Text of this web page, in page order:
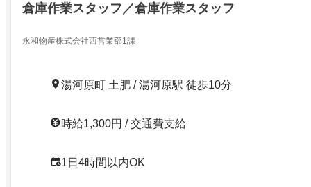
倉庫作業スタッフ／倉庫作業スタッフ
永和物産株式会社西営業部1課
湯河原町 土肥 / 湯河原駅 徒歩10分
時給1,300円 / 交通費支給
1日4時間以内OK